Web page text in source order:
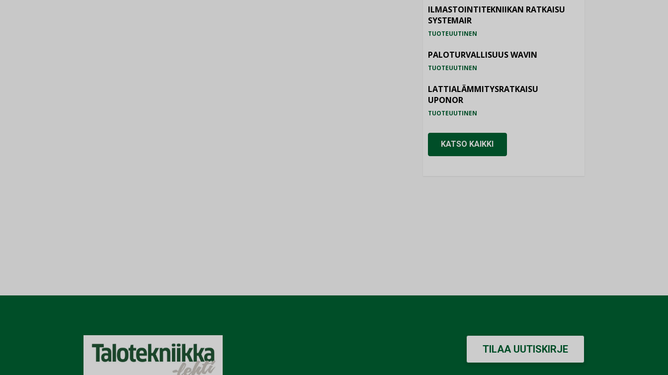
ILMASTOINTITEKNIIKAN RATKAISU
SYSTEMAIR
TUOTEUUTINEN
PALOTURVALLISUUS WAVIN
TUOTEUUTINEN
LATTIALÄMMITYSRATKAISU
UPONOR
TUOTEUUTINEN
KATSO KAIKKI
TILAA UUTISKIRJE